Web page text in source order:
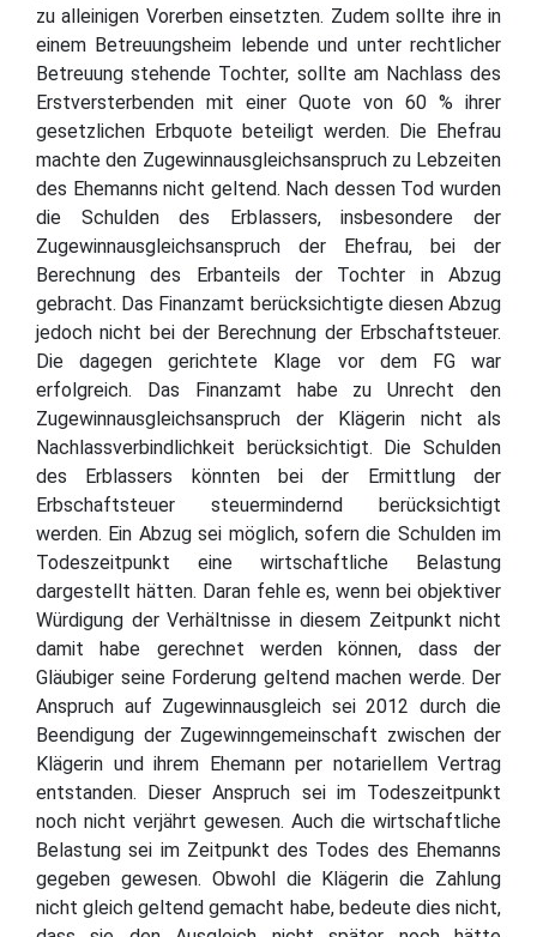
zu alleinigen Vorerben einsetzten. Zudem sollte ihre in
einem Betreuungsheim lebende und unter rechtlicher
Betreuung stehende Tochter, sollte am Nachlass des
Erstversterbenden mit einer Quote von 60 % ihrer
gesetzlichen Erbquote beteiligt werden. Die Ehefrau
machte den Zugewinnausgleichsanspruch zu Lebzeiten
des Ehemanns nicht geltend. Nach dessen Tod wurden
die Schulden des Erblassers, insbesondere der
Zugewinnausgleichsanspruch der Ehefrau, bei der
Berechnung des Erbanteils der Tochter in Abzug
gebracht. Das Finanzamt berücksichtigte diesen Abzug
jedoch nicht bei der Berechnung der Erbschaftsteuer.
Die dagegen gerichtete Klage vor dem FG war
erfolgreich. Das Finanzamt habe zu Unrecht den
Zugewinnausgleichsanspruch der Klägerin nicht als
Nachlassverbindlichkeit berücksichtigt. Die Schulden
des Erblassers könnten bei der Ermittlung der
Erbschaftsteuer steuermindernd berücksichtigt
werden. Ein Abzug sei möglich, sofern die Schulden im
Todeszeitpunkt eine wirtschaftliche Belastung
dargestellt hätten. Daran fehle es, wenn bei objektiver
Würdigung der Verhältnisse in diesem Zeitpunkt nicht
damit habe gerechnet werden können, dass der
Gläubiger seine Forderung geltend machen werde. Der
Anspruch auf Zugewinnausgleich sei 2012 durch die
Beendigung der Zugewinngemeinschaft zwischen der
Klägerin und ihrem Ehemann per notariellem Vertrag
entstanden. Dieser Anspruch sei im Todeszeitpunkt
noch nicht verjährt gewesen. Auch die wirtschaftliche
Belastung sei im Zeitpunkt des Todes des Ehemanns
gegeben gewesen. Obwohl die Klägerin die Zahlung
nicht gleich geltend gemacht habe, bedeute dies nicht,